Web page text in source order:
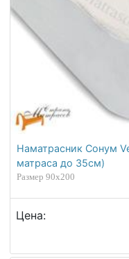
Наматрасник Сонум
матраса до 35см)
Размер 90х200
Цена: